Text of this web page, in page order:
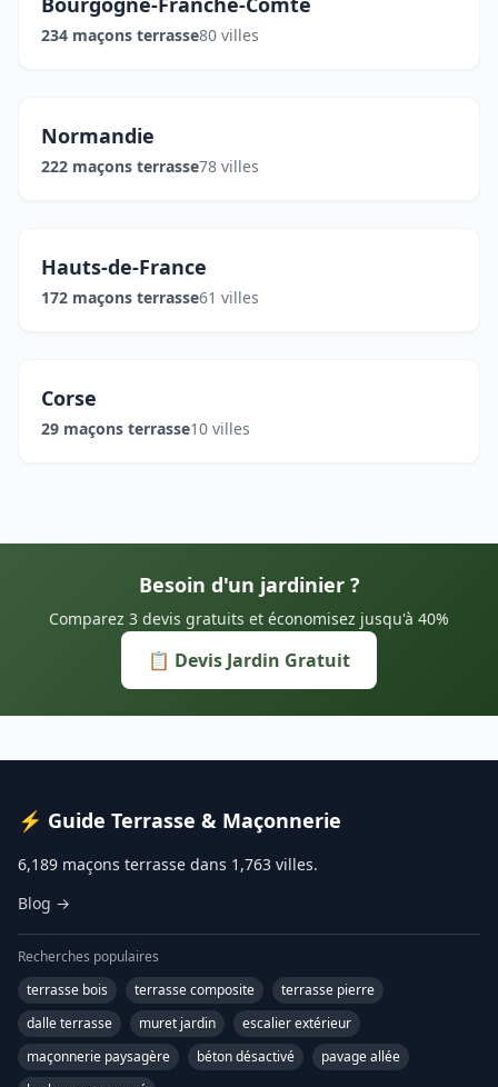
234 maçons terrasse80 villes
Normandie
222 maçons terrasse78 villes
Hauts-de-France
172 maçons terrasse61 villes
Corse
29 maçons terrasse10 villes
Besoin d'un jardinier ?
Comparez 3 devis gratuits et économisez jusqu'à 40%
📋 Devis Jardin Gratuit
⚡ Guide Terrasse & Maçonnerie
6,189 maçons terrasse dans 1,763 villes.
Blog →
Recherches populaires
terrasse bois
terrasse composite
terrasse pierre
dalle terrasse
muret jardin
escalier extérieur
maçonnerie paysagère
béton désactivé
pavage allée